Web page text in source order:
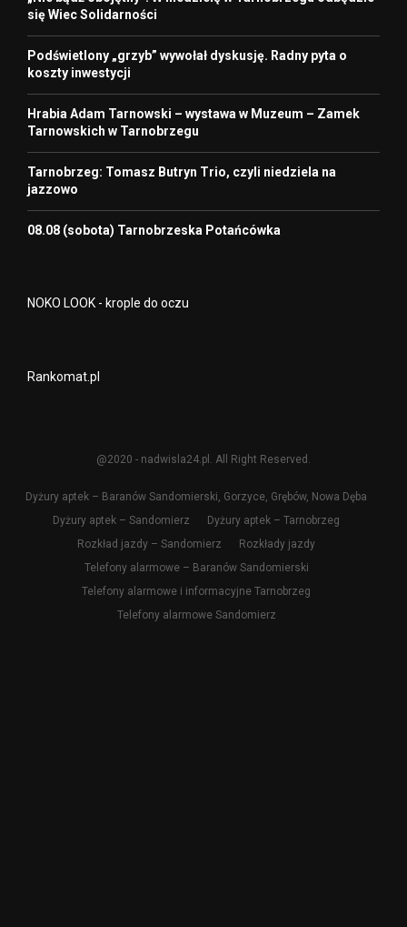
się Wiec Solidarności
Podświetlony „grzyb” wywołał dyskusję. Radny pyta o
koszty inwestycji
Hrabia Adam Tarnowski – wystawa w Muzeum – Zamek
Tarnowskich w Tarnobrzegu
Tarnobrzeg: Tomasz Butryn Trio, czyli niedziela na
jazzowo
08.08 (sobota) Tarnobrzeska Potańcówka
NOKO LOOK - krople do oczu
Rankomat.pl
@2020 - nadwisla24.pl. All Right Reserved.
Dyżury aptek – Baranów Sandomierski, Gorzyce, Grębów, Nowa Dęba
Dyżury aptek – Sandomierz
Dyżury aptek – Tarnobrzeg
Rozkład jazdy – Sandomierz
Rozkłady jazdy
Telefony alarmowe – Baranów Sandomierski
Telefony alarmowe i informacyjne Tarnobrzeg
Telefony alarmowe Sandomierz